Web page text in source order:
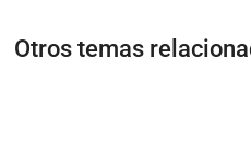
Otros temas